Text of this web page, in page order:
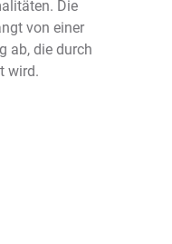
Die
von einer
ab, die durch
wird.